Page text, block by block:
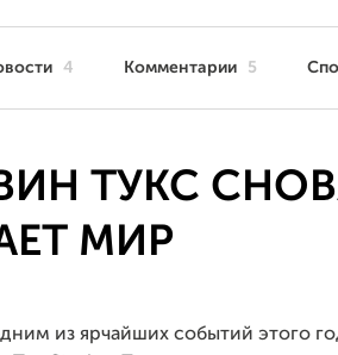
4 Комментарии 5
ТУКС
МИР
из ярчайших событий этого